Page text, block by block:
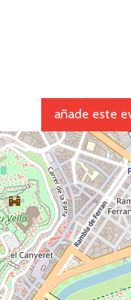
añade este